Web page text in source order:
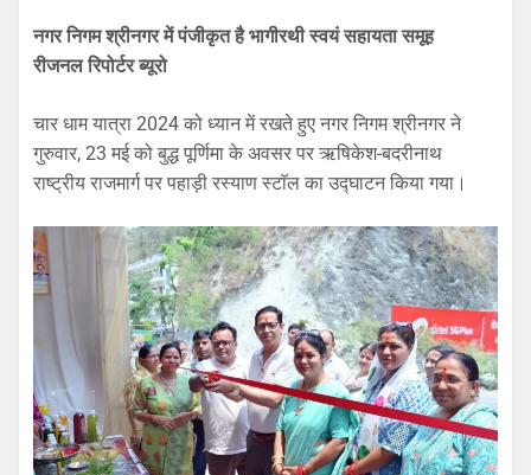
नगर निगम श्रीनगर में पंजीकृत है भागीरथी स्वयं सहायता समूह
रीजनल रिपोर्टर ब्यूरो
चार धाम यात्रा 2024 को ध्यान में रखते हुए नगर निगम श्रीनगर ने
गुरुवार, 23 मई को बुद्ध पूर्णिमा के अवसर पर ऋषिकेश-बदरीनाथ
राष्ट्रीय राजमार्ग पर पहाड़ी रस्याण स्टाॅल का उद्घाटन किया गया।